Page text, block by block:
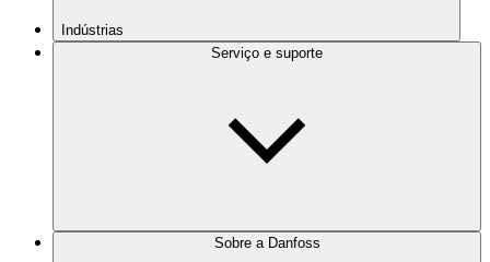
Indústrias
Serviço e suporte
Sobre a Danfoss